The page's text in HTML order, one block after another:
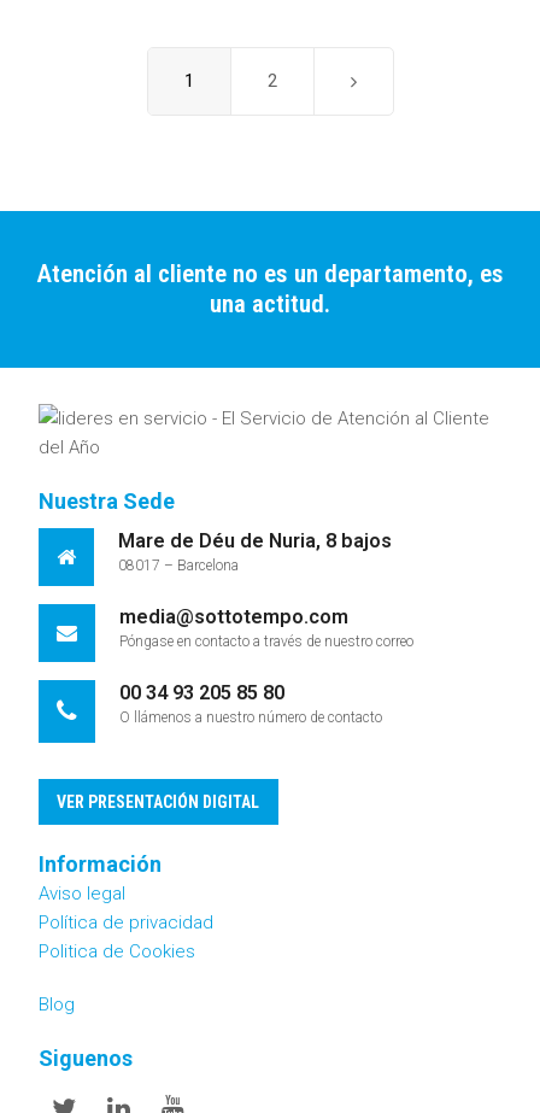
Page
1 Page
2 Siguiente
Atención al cliente no es un departamento, es
una actitud.
Nuestra Sede
Mare de Déu de Nuria, 8 bajos
08017 – Barcelona
media@sottotempo.com
Póngase en contacto a través de nuestro correo
00 34 93 205 85 80
O llámenos a nuestro número de contacto
VER PRESENTACIÓN DIGITAL
Información
Aviso legal
Política de privacidad
Politica de Cookies
Blog
Siguenos